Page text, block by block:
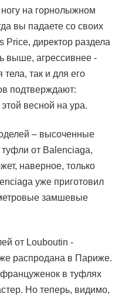
на горнолыжном
вы падаете со своих
Price, директор раздела
выше, агрессивнее -
тела, так и для его
подтверждают:
весной на ура.
– высоченные
от Balenciaga,
наверное, только
уже приготовил
замшевые
от Louboutin -
распродана в Париже.
в туфлях
Но теперь, видимо,